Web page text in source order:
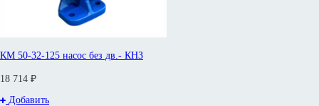
КМ 50-32-125 насос без дв.- КНЗ
18 714 ₽
Добавить